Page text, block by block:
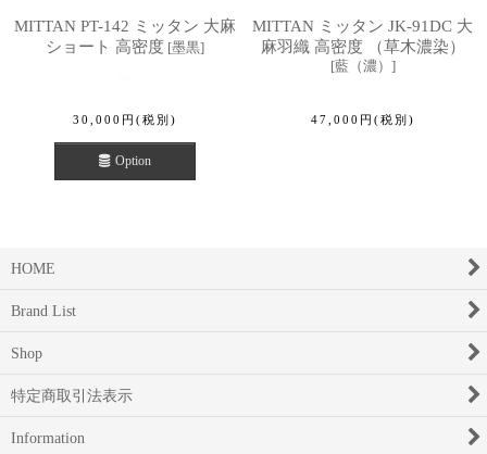
MITTAN PT-142 ミッタン 大麻
ショート 高密度 [墨黒]
30,000 円 (税別)
Option
MITTAN ミッタン JK-91DC 大
麻羽織 高密度 （草木濃染）
[藍（濃） ]
47,000 円 (税別)
HOME
Brand List
Shop
特定商取引法表示
Information